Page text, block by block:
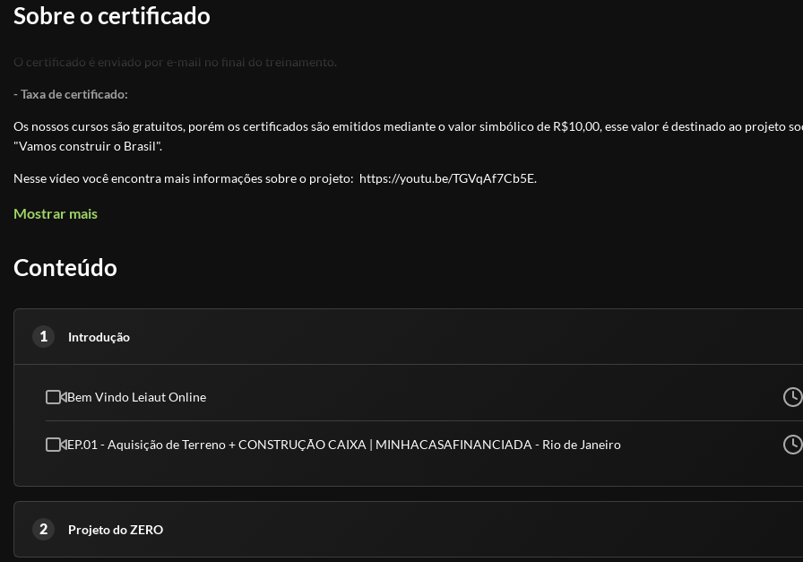
Sobre o certificado
O certificado é enviado por e-mail no final do treinamento.
- Taxa de certificado:
Os nossos cursos são gratuitos, porém os certificados são emitidos mediante o valor simbólico de R$10,00, esse valor é destinado ao projeto
"Vamos construir o Brasil".
Nesse vídeo você encontra mais informações sobre o projeto: https://youtu.be/TGVqAf7Cb5E.
Mostrar mais
Conteúdo
1 Introdução
Bem Vindo Leiaut Online
EP.01 - Aquisição de Terreno + CONSTRUÇÃO CAIXA | MINHACASAFINANCIADA - Rio de Janeiro
2 Projeto do ZERO